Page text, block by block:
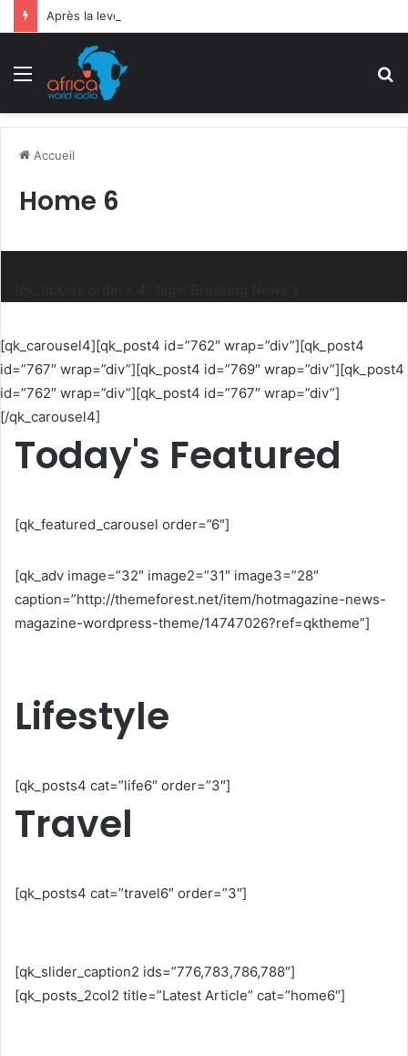
Menu
Accueil
Home 6
[qk_carousel4][qk_post4 id=”762″ wrap=”div”][qk_post4
id=”767″ wrap=”div”][qk_post4 id=”769″ wrap=”div”][qk_post4
id=”762″ wrap=”div”][qk_post4 id=”767″ wrap=”div”]
[/qk_carousel4]
Today's Featured
[qk_featured_carousel order=”6″]
[qk_adv image=”32″ image2=”31″ image3=”28″
caption=”http://themeforest.net/item/hotmagazine-news-
magazine-wordpress-theme/14747026?ref=qktheme”]
Lifestyle
[qk_posts4 cat=”life6″ order=”3″]
Travel
[qk_posts4 cat=”travel6″ order=”3″]
[qk_slider_caption2 ids=”776,783,786,788″]
[qk_posts_2col2 title=”Latest Article” cat=”home6″]